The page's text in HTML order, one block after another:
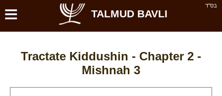
בס''ד ≡ TALMUD BAVLI
Tractate Kiddushin - Chapter 2 -
Mishnah 3